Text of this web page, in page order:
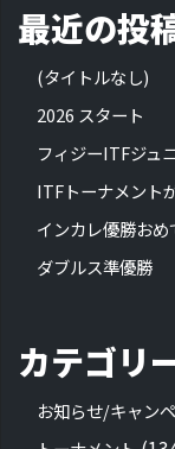
最近の投
(タイトルなし)
2026 スタート
フィジーITFジュ
ITFトーナメント
インカレ優勝おめ
ダブルス準優勝
カテゴリ
お知らせ/キャン